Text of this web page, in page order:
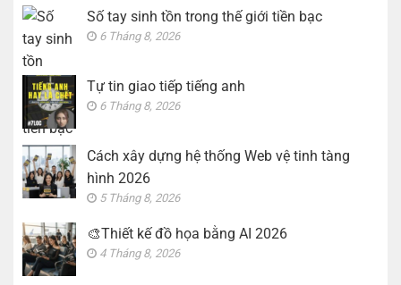
Số tay sinh tồn trong thế giới tiền bạc
6 Tháng 8, 2026
Tự tin giao tiếp tiếng anh
6 Tháng 8, 2026
Cách xây dựng hệ thống Web vệ tinh tàng
hình 2026
5 Tháng 8, 2026
🎨Thiết kế đồ họa bằng AI 2026
4 Tháng 8, 2026